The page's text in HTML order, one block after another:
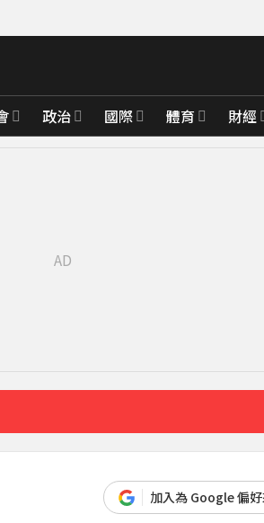
政治 國際 體育 財經
加入為 Google 偏